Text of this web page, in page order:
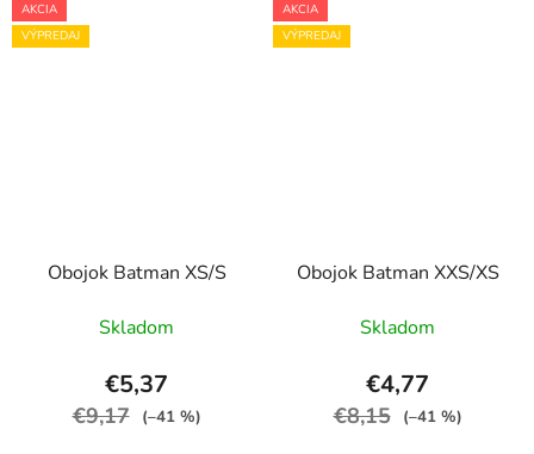
AKCIA
VÝPREDAJ
Obojok Batman XS/S
Skladom
€5,37
€9,17 (–41 %)
AKCIA
VÝPREDAJ
Obojok Batman XXS/XS
Skladom
€4,77
€8,15 (–41 %)